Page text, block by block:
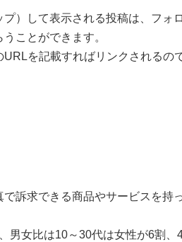
）して表示される投稿は、フォ
ことができます。
を記載すればリンクされるの
訴求できる商品やサービスを持
男女比は10～30代は女性が6割